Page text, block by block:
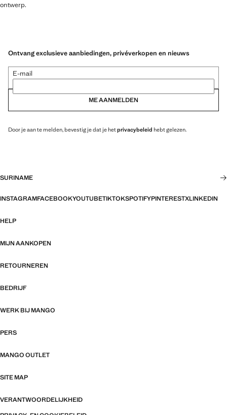
ontwerp.
Ontvang exclusieve aanbiedingen, privéverkopen en nieuws
E-mail
ME AANMELDEN
Door je aan te melden, bevestig je dat je hetprivacybeleid hebt gelezen.
SURINAME
INSTAGRAMFACEBOOKYOUTUBETIKTOKSPOTIFYPINTERESTXLINKEDIN
HELP
MIJN AANKOPEN
RETOURNEREN
BEDRIJF
WERK BIJ MANGO
PERS
MANGO OUTLET
SITE MAP
VERANTWOORDELIJKHEID